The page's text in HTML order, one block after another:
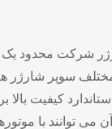
شرکت محدود یک
مختلف سوپر شارژر
کیفیت بالا